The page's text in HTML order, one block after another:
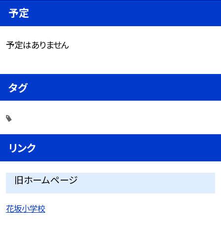
予定
予定はありません
タグ
リンク
旧ホームページ
花坂小学校